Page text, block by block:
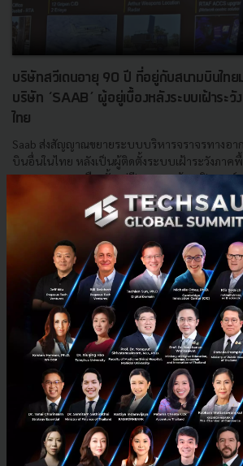
บริษัทสวีเดนอายุ 90 ปี ที่อยู่กับสนามบินไท
บริษัท ‘SAAB’ ผู้อยู่เบื้องหลังระบบเฝ้าระ
ไทย
Saab ส่งสัญญาณขยายระบบบริหารจราจรทางอา
บินอื่นในไทย หลังเป็นผู้ติดตั้งระบบเฝ้าระวังภา
2006 และดอนเมืองตั้งแต่ปี 2017 พร้อมเปิดพอร์ต
พฤษภาคม 13, 2026| ByTechsauce Team
Tech & Biz ATM Saab A-SMGCS Don Mueang
E-mail :
Tel : 02-001-5375
Mobile : 06-4658-9500